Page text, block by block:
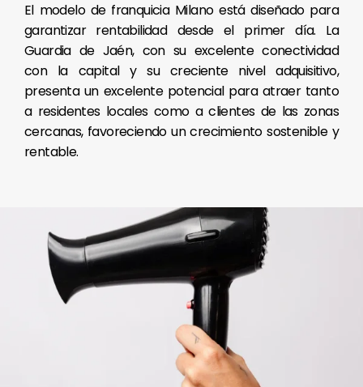
El modelo de franquicia Milano está diseñado para
garantizar rentabilidad desde el primer día. La
Guardia de Jaén, con su excelente conectividad
con la capital y su creciente nivel adquisitivo,
presenta un excelente potencial para atraer tanto
a residentes locales como a clientes de las zonas
cercanas, favoreciendo un crecimiento sostenible y
rentable.